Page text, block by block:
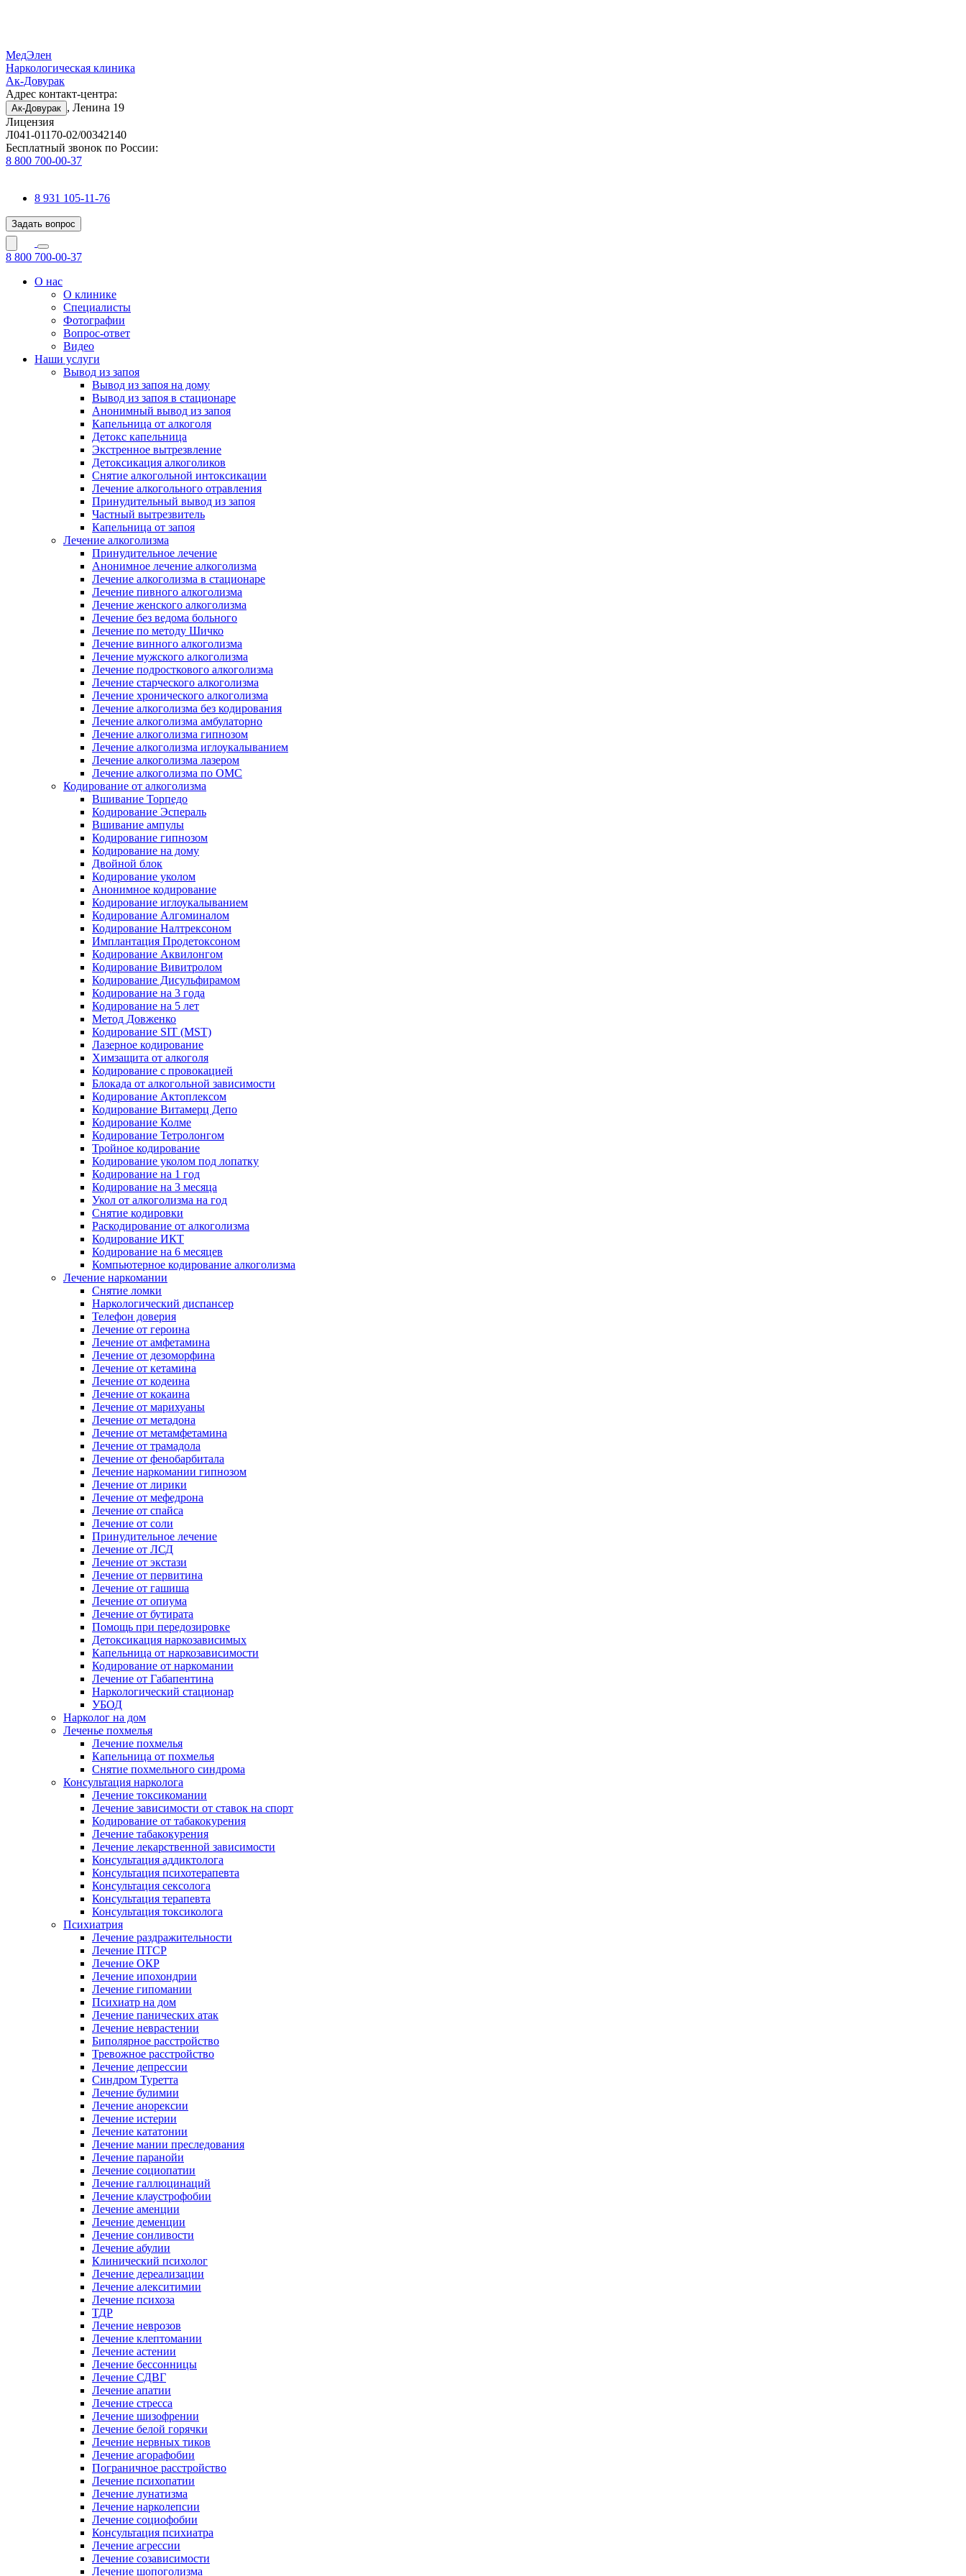
МедЭлен
Наркологическая клиника
Ак-Довурак
Адрес контакт-центра:
Ак-Довурак , Ленина 19
Лицензия
Л041-01170-02/00342140
Бесплатный звонок по России:
8 800 700-00-37
8 931 105-11-76
Задать вопрос
8 800 700-00-37
О нас
О клинике
Специалисты
Фотографии
Вопрос-ответ
Видео
Наши услуги
Вывод из запоя
Вывод из запоя на дому
Вывод из запоя в стационаре
Анонимный вывод из запоя
Капельница от алкоголя
Детокс капельница
Экстренное вытрезвление
Детоксикация алкоголиков
Снятие алкогольной интоксикации
Лечение алкогольного отравления
Принудительный вывод из запоя
Частный вытрезвитель
Капельница от запоя
Лечение алкоголизма
Принудительное лечение
Анонимное лечение алкоголизма
Лечение алкоголизма в стационаре
Лечение пивного алкоголизма
Лечение женского алкоголизма
Лечение без ведома больного
Лечение по методу Шичко
Лечение винного алкоголизма
Лечение мужского алкоголизма
Лечение подросткового алкоголизма
Лечение старческого алкоголизма
Лечение хронического алкоголизма
Лечение алкоголизма без кодирования
Лечение алкоголизма амбулаторно
Лечение алкоголизма гипнозом
Лечение алкоголизма иглоукалыванием
Лечение алкоголизма лазером
Лечение алкоголизма по ОМС
Кодирование от алкоголизма
Вшивание Торпедо
Кодирование Эспераль
Вшивание ампулы
Кодирование гипнозом
Кодирование на дому
Двойной блок
Кодирование уколом
Анонимное кодирование
Кодирование иглоукалыванием
Кодирование Алгоминалом
Кодирование Налтрексоном
Имплантация Продетоксоном
Кодирование Аквилонгом
Кодирование Вивитролом
Кодирование Дисульфирамом
Кодирование на 3 года
Кодирование на 5 лет
Метод Довженко
Кодирование SIT (MST)
Лазерное кодирование
Химзащита от алкоголя
Кодирование с провокацией
Блокада от алкогольной зависимости
Кодирование Актоплексом
Кодирование Витамерц Депо
Кодирование Колме
Кодирование Тетролонгом
Тройное кодирование
Кодирование уколом под лопатку
Кодирование на 1 год
Кодирование на 3 месяца
Укол от алкоголизма на год
Снятие кодировки
Раскодирование от алкоголизма
Кодирование ИКТ
Кодирование на 6 месяцев
Компьютерное кодирование алкоголизма
Лечение наркомании
Снятие ломки
Наркологический диспансер
Телефон доверия
Лечение от героина
Лечение от амфетамина
Лечение от дезоморфина
Лечение от кетамина
Лечение от кодеина
Лечение от кокаина
Лечение от марихуаны
Лечение от метадона
Лечение от метамфетамина
Лечение от трамадола
Лечение от фенобарбитала
Лечение наркомании гипнозом
Лечение от лирики
Лечение от мефедрона
Лечение от спайса
Лечение от соли
Принудительное лечение
Лечение от ЛСД
Лечение от экстази
Лечение от первитина
Лечение от гашиша
Лечение от опиума
Лечение от бутирата
Помощь при передозировке
Детоксикация наркозависимых
Капельница от наркозависимости
Кодирование от наркомании
Лечение от Габапентина
Наркологический стационар
УБОД
Нарколог на дом
Леченье похмелья
Лечение похмелья
Капельница от похмелья
Снятие похмельного синдрома
Консультация нарколога
Лечение токсикомании
Лечение зависимости от ставок на спорт
Кодирование от табакокурения
Лечение табакокурения
Лечение лекарственной зависимости
Консультация аддиктолога
Консультация психотерапевта
Консультация сексолога
Консультация терапевта
Консультация токсиколога
Психиатрия
Лечение раздражительности
Лечение ПТСР
Лечение ОКР
Лечение ипохондрии
Лечение гипомании
Психиатр на дом
Лечение панических атак
Лечение неврастении
Биполярное расстройство
Тревожное расстройство
Лечение депрессии
Синдром Туретта
Лечение булимии
Лечение анорексии
Лечение истерии
Лечение кататонии
Лечение мании преследования
Лечение паранойи
Лечение социопатии
Лечение галлюцинаций
Лечение клаустрофобии
Лечение аменции
Лечение деменции
Лечение сонливости
Лечение абулии
Клинический психолог
Лечение дереализации
Лечение алекситимии
Лечение психоза
ТДР
Лечение неврозов
Лечение клептомании
Лечение астении
Лечение бессонницы
Лечение СДВГ
Лечение апатии
Лечение стресса
Лечение шизофрении
Лечение белой горячки
Лечение нервных тиков
Лечение агорафобии
Пограничное расстройство
Лечение психопатии
Лечение лунатизма
Лечение нарколепсии
Лечение социофобии
Консультация психиатра
Лечение агрессии
Лечение созависимости
Лечение шопоголизма